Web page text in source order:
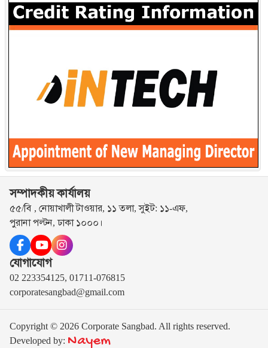
সম্পাদকীয় কার্যালয়
৫৫/বি , নোয়াখালী টাওয়ার, ১১ তলা, সুইট: ১১-এফ,
পুরানা পল্টন, ঢাকা ১০০০।
যোগাযোগ
02 223354125, 01711-076815
corporatesangbad@gmail.com
Copyright © 2026 Corporate Sangbad. All rights reserved.
Developed by: Nayem